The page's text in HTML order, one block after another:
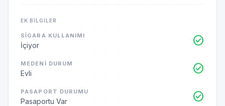
EK BILGILER
SIGARA KULLANIMI
İçiyor check_circle
MEDENI DURUM
Evli check_circle
PASAPORT DURUMU
Pasaportu Var check_circle